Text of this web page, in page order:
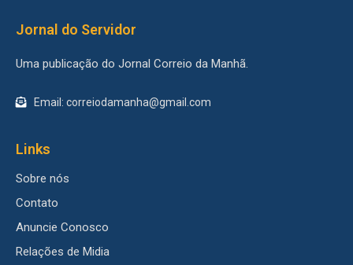
Jornal do Servidor
Uma publicação do Jornal Correio da Manhã.
Email: correiodamanha@gmail.com
Links
Sobre nós
Contato
Anuncie Conosco
Relações de Midia